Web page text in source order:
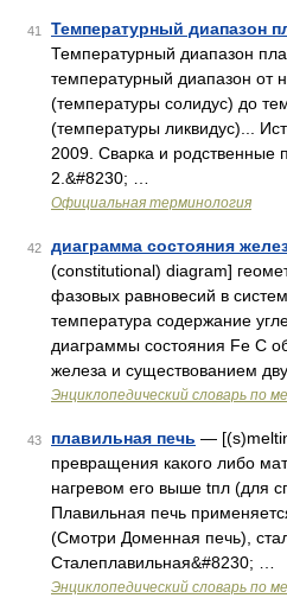
41 Температурный диапазон
Температурный диапазон
температурный диапазон от
(температуры солидус) до
(температуры ликвидус)...
2009. Сварка и родственные
2.&#8230; …
Официальная терминология
42 диаграмма состояния
(constitutional) diagram]
фазовых равновесий в
температура содержание
диаграммы состояния Fe С
железа и существованием
Энциклопедический словарь по
43 плавильная печь —
превращения какого либо
нагревом его выше tпл (для
Плавильная печь
(Смотри Доменная печь),
Сталеплавильная&#8230; …
Энциклопедический словарь по